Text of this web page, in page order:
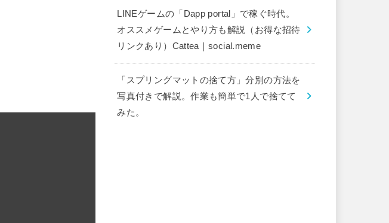
LINEゲームの「Dapp portal」で稼ぐ時代。
オススメゲームとやり方も解説（お得な招待
リンクあり）Cattea｜social.meme
「スプリングマットの捨て方」分別の方法を
写真付きで解説。作業も簡単で1人で捨てて
みた。